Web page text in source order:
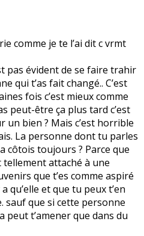
comme je te l’ai dit c vrmt
pas évident de se faire trahir
qui t’as fait changé.. C’est
fois c’est mieux comme
peut-être ça plus tard c’est
un bien ? Mais c’est horrible
La personne dont tu parles
côtois toujours ? Parce que
attaché à une
que t’es comme aspiré
qu’elle et que tu peux t’en
sauf que si cette personne
peut t’amener que dans du